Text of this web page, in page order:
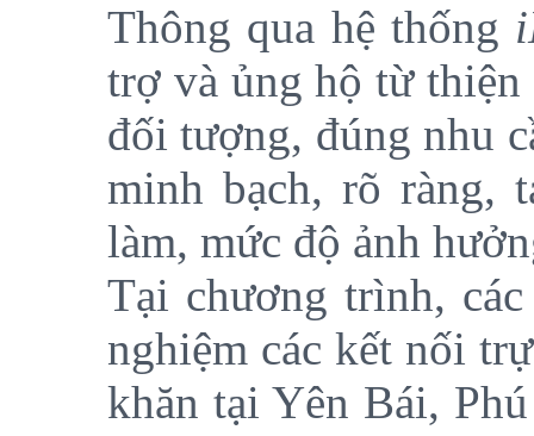
Thông qua hệ thống
trợ và ủng hộ từ thiện
đối tượng, đúng nhu
minh bạch, rõ ràng,
làm, mức độ ảnh
Tại chương trình,
nghiệm các kết nối
khăn tại Yên Bái,